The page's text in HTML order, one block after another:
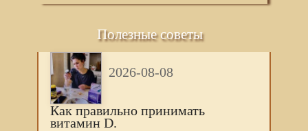
Полезные советы
2026-08-08
Как правильно принимать
витамин D.